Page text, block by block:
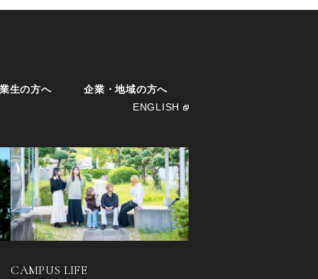
生の方へ
企業・地域の方へ
ENGLISH
CAMPUS LIFE